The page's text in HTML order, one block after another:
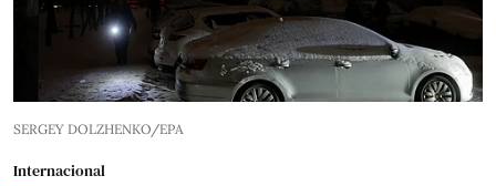
SERGEY DOLZHENKO/EPA
Internacional